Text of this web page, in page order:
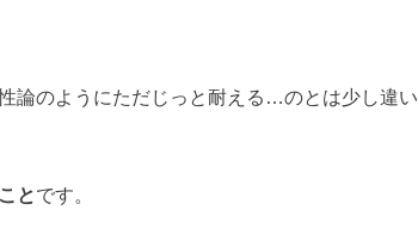
論のようにただじっと耐える…のとは少し違い
とです。